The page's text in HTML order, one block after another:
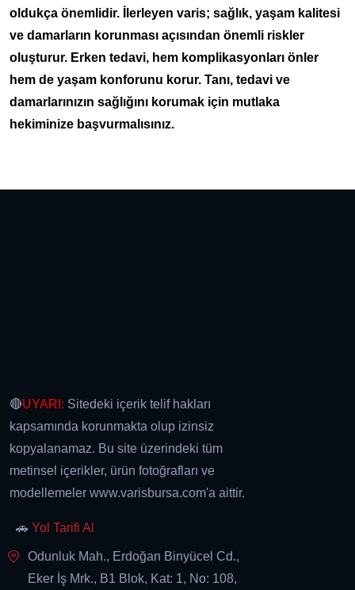
oldukça önemlidir. İlerleyen varis; sağlık, yaşam kalitesi
ve damarların korunması açısından önemli riskler
oluşturur. Erken tedavi, hem komplikasyonları önler
hem de yaşam konforunu korur. Tanı, tedavi ve
damarlarınızın sağlığını korumak için mutlaka
hekiminize başvurmalısınız.
🔴UYARI: Sitedeki içerik telif hakları
kapsamında korunmakta olup izinsiz
kopyalanamaz. Bu site üzerindeki tüm
metinsel içerikler, ürün fotoğrafları ve
modellemeler www.varisbursa.com'a aittir.
🚗 Yol Tarifi Al
Odunluk Mah., Erdoğan Binyücel Cd.,
Eker İş Mrk., B1 Blok, Kat: 1, No: 108,